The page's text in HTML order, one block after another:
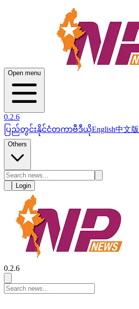
Open menu
0.2.6
ပြည်တွင်းနိုင်ငံတကာဗီဒီယိုEnglish中文版
Others
Login
0.2.6